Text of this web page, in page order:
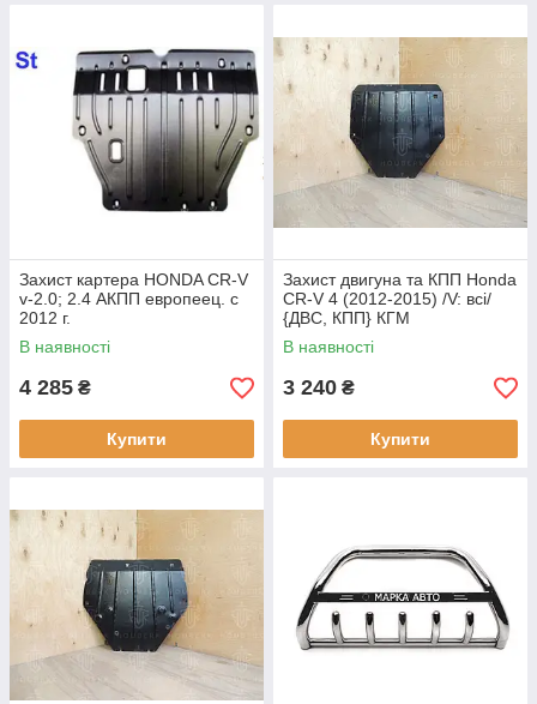
Захист картера HONDA CR-V
v-2.0; 2.4 АКПП европеец. c
2012 г.
В наявності
4 285 ₴
Купити
Захист двигуна та КПП Honda
CR-V 4 (2012-2015) /V: всі/
{ДВС, КПП} КГМ
В наявності
3 240 ₴
Купити